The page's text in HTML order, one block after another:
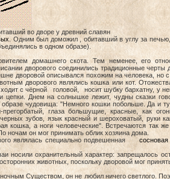
во дворе у древний славян
. Одним был доможил , обитавший в углу за
в одном образе).
домашнего скота. Тем неменее, его
дворового соединились традиционные
дворовой описывался похожим на человека,
дворового являлись кошка или кот.
с чёрной головой, носит шубку бархатну, у
цепки. Днем на солнышке лежит, чудны сказки
чудовища: "Немного кошки побольше. Да и
прегорбатый, глаза большущие, красные, как
зубов, язык красный и шероховатый, руки
кошка, а ноги человеческие". Встречаются так
ночам он мог принимать облик хозяина дома.
являлась специально подвешенная сосновая
носили охранительный характер: запрещалось
животных, поскольку дворовой мог принять
Существом, он не любил ничего светлого.